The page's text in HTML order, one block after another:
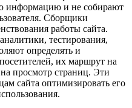
информацию и не собирают
Сборщики
работы сайта.
тестирования,
определять и
их маршрут на
просмотр страниц. Эти
сайта оптимизировать его